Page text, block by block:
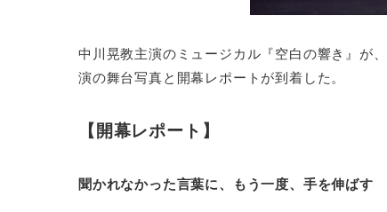
中川晃教主演のミュージカル『空白の響き』が
演の舞台写真と開幕レポートが到着した。
【開幕レポート】
聞かれなかった言葉に、もう一度、手を伸ばす